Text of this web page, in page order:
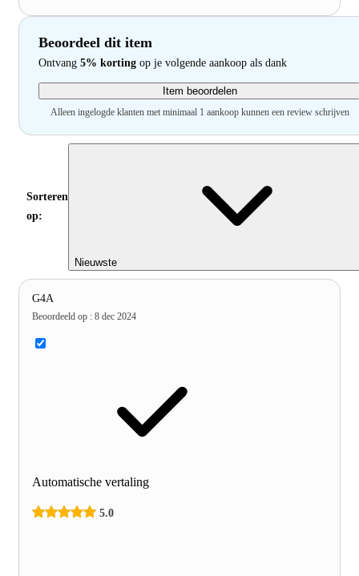
Beoordeel dit item
Ontvang 5% korting op je volgende aankoop als dank
Item beoordelen
Alleen ingelogde klanten met minimaal 1 aankoop kunnen een review schrijven
Sorteren
op:
Nieuwste
G4A
Beoordeeld op : 8 dec 2024
Automatische vertaling
5.0